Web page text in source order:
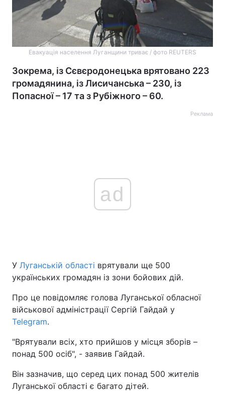
Евакуація населення Луганщини триває / фото REUTERS
Зокрема, із Сєвєродонецька врятовано 223
громадянина, із Лисичанська – 230, із
Попасної – 17 та з Рубіжного – 60.
Реклама
ad
У Луганській області врятували ще 500
українських громадян із зони бойових дій.
Про це повідомляє голова Луганської обласної
військової адміністрації Сергій Гайдай у
Telegram.
"Врятували всіх, хто прийшов у місця зборів –
понад 500 осіб", - заявив Гайдай.
Він зазначив, що серед цих понад 500 жителів
Луганської області є багато дітей.